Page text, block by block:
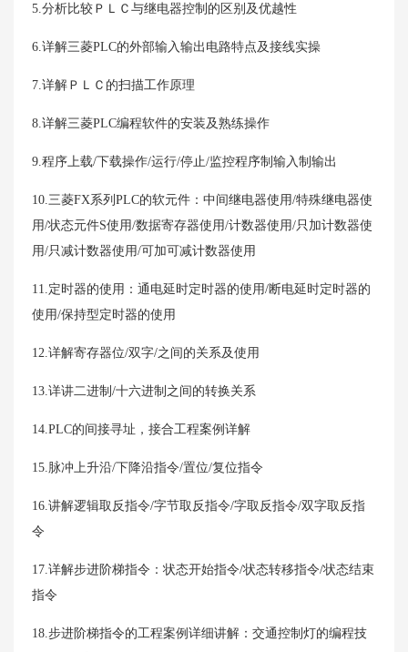
5.分析比较ＰＬＣ与继电器控制的区别及优越性
6.详解三菱PLC的外部输入输出电路特点及接线实操
7.详解ＰＬＣ的扫描工作原理
8.详解三菱PLC编程软件的安装及熟练操作
9.程序上载/下载操作/运行/停止/监控程序制输入制输出
10.三菱FX系列PLC的软元件：中间继电器使用/特殊继电器使
用/状态元件S使用/数据寄存器使用/计数器使用/只加计数器使
用/只减计数器使用/可加可减计数器使用
11.定时器的使用：通电延时定时器的使用/断电延时定时器的
使用/保持型定时器的使用
12.详解寄存器位/双字/之间的关系及使用
13.详讲二进制/十六进制之间的转换关系
14.PLC的间接寻址，接合工程案例详解
15.脉冲上升沿/下降沿指令/置位/复位指令
16.讲解逻辑取反指令/字节取反指令/字取反指令/双字取反指
令
17.详解步进阶梯指令：状态开始指令/状态转移指令/状态结束
指令
18.步进阶梯指令的工程案例详细讲解：交通控制灯的编程技